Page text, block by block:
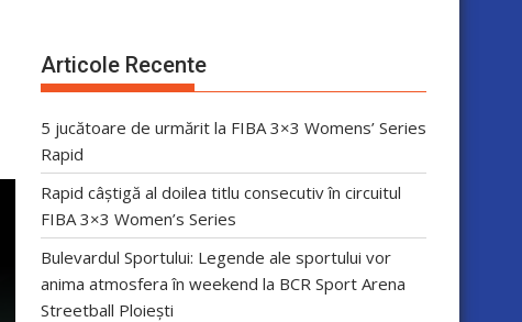
Articole Recente
5 jucătoare de urmărit la FIBA 3×3 Womens’ Series
Rapid
Rapid câștigă al doilea titlu consecutiv în circuitul
FIBA 3×3 Women’s Series
Bulevardul Sportului: Legende ale sportului vor
anima atmosfera în weekend la BCR Sport Arena
Streetball Ploiești